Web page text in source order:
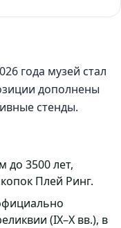
года музей стал
дополнены
стенды.
до 3500 лет,
Плей Ринг.
(IX–X вв.), в